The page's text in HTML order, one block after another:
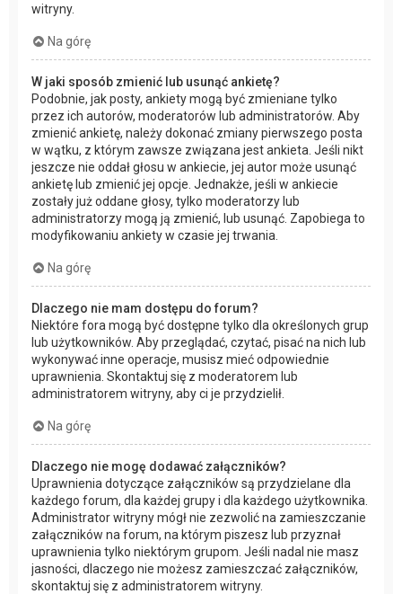
witryny.
Na górę
W jaki sposób zmienić lub usunąć ankietę?
Podobnie, jak posty, ankiety mogą być zmieniane tylko
przez ich autorów, moderatorów lub administratorów. Aby
zmienić ankietę, należy dokonać zmiany pierwszego posta
w wątku, z którym zawsze związana jest ankieta. Jeśli nikt
jeszcze nie oddał głosu w ankiecie, jej autor może usunąć
ankietę lub zmienić jej opcje. Jednakże, jeśli w ankiecie
zostały już oddane głosy, tylko moderatorzy lub
administratorzy mogą ją zmienić, lub usunąć. Zapobiega to
modyfikowaniu ankiety w czasie jej trwania.
Na górę
Dlaczego nie mam dostępu do forum?
Niektóre fora mogą być dostępne tylko dla określonych grup
lub użytkowników. Aby przeglądać, czytać, pisać na nich lub
wykonywać inne operacje, musisz mieć odpowiednie
uprawnienia. Skontaktuj się z moderatorem lub
administratorem witryny, aby ci je przydzielił.
Na górę
Dlaczego nie mogę dodawać załączników?
Uprawnienia dotyczące załączników są przydzielane dla
każdego forum, dla każdej grupy i dla każdego użytkownika.
Administrator witryny mógł nie zezwolić na zamieszczanie
załączników na forum, na którym piszesz lub przyznał
uprawnienia tylko niektórym grupom. Jeśli nadal nie masz
jasności, dlaczego nie możesz zamieszczać załączników,
skontaktuj się z administratorem witryny.